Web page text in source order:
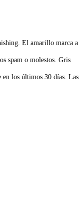
El amarillo marca a
spam o molestos. Gris
en los últimos 30 días. Las